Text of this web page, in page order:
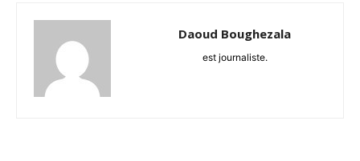
Daoud Boughezala
est journaliste.